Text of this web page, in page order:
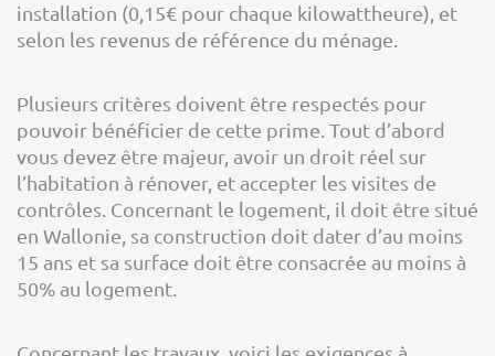
installation (0,15€ pour chaque kilowattheure), et
selon les revenus de référence du ménage.
Plusieurs critères doivent être respectés pour
pouvoir bénéficier de cette prime. Tout d’abord
vous devez être majeur, avoir un droit réel sur
l’habitation à rénover, et accepter les visites de
contrôles. Concernant le logement, il doit être situé
en Wallonie, sa construction doit dater d’au moins
15 ans et sa surface doit être consacrée au moins à
50% au logement.